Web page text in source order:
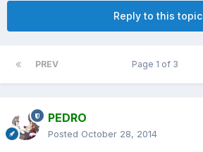
Reply to this topic
PREV Page 1 of 3
PEDRO
Posted October 28, 2014